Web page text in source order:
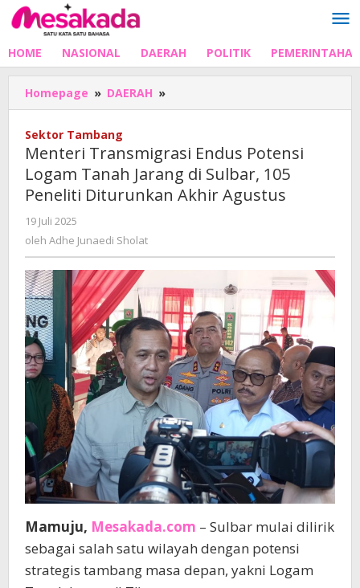
Lewati
ke
HOME NASIONAL DAERAH POLITIK
Homepage » DAERAH »
Transmigrasi
Logam
Tanah
Jarang
Peneliti
Akhir
Agustus
Sektor Tambang
Menteri Transmigrasi Endus Potensi
Logam Tanah Jarang di Sulbar, 105
Peneliti Diturunkan Akhir Agustus
19 Juli 2025
Adhe
oleh Adhe Junaedi Sholat
Mamuju, Mesakada.com – Sulbar mulai dilirik
sebagai salah satu wilayah dengan potensi
strategis tambang masa depan, yakni Logam